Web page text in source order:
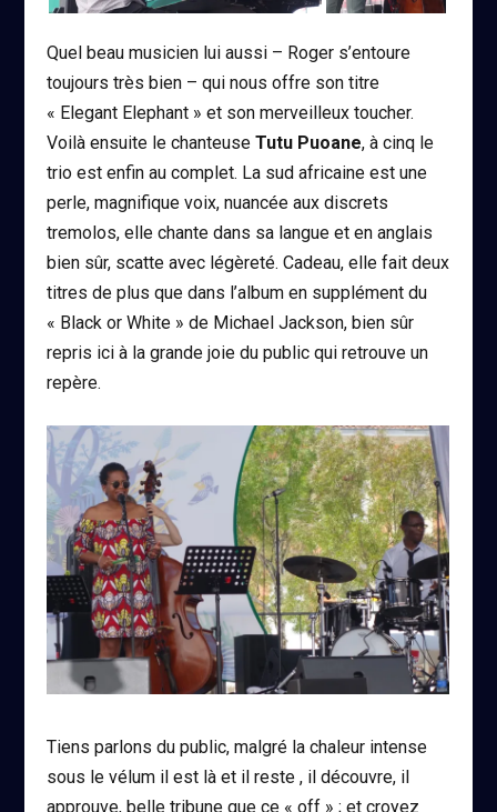
Quel beau musicien lui aussi – Roger s’entoure
toujours très bien – qui nous offre son titre
« Elegant Elephant » et son merveilleux toucher.
Voilà ensuite le chanteuseTutu Puoane, à cinq le
trio est enfin au complet. La sud africaine est une
perle, magnifique voix, nuancée aux discrets
tremolos, elle chante dans sa langue et en anglais
bien sûr, scatte avec légèreté. Cadeau, elle fait deux
titres de plus que dans l’album en supplément du
« Black or White » de Michael Jackson, bien sûr
repris ici à la grande joie du public qui retrouve un
repère.
Tiens parlons du public, malgré la chaleur intense
sous le vélum il est là et il reste , il découvre, il
approuve, belle tribune que ce « off » ; et croyez